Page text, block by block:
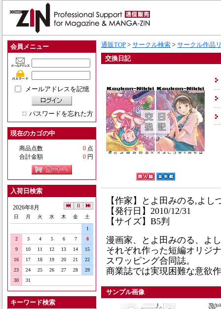
会員メニュー
メールアドレスを記憶
パスワードを忘れた方
現在のカゴの中
商品点数 0 点
合計金額
0 円
入荷日検索
2026年8月
日 月 火 水 木 金 土
1
2
3 4 5 6 7
8
9
10 11 12 13 14
15
16
17 18 19 20 21
22
23
24 25 26 27 28
29
30
31
キーワード検索
通販TOP > サークル検索 > サークル作品
交換日記
【作家】とよ田みのる,よ
【発行日】2010/12/31
【サイズ】B5判
漫画家、とよ田みのる、よ
それぞれ作った短編オリジ
スワッピング合同誌。
商業誌では実現困難な意欲
サンプル画像